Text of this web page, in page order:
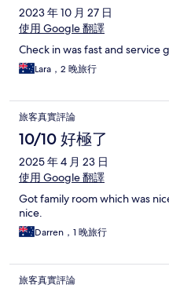
2023 年 10 月 27 日
使用 Google 翻譯
Check in was fast and service
Lara，2 晚旅行
旅客真實評論
10/10 好極了
2025 年 4 月 23 日
使用 Google 翻譯
Got family room which was
nice.
Darren，1 晚旅行
旅客真實評論